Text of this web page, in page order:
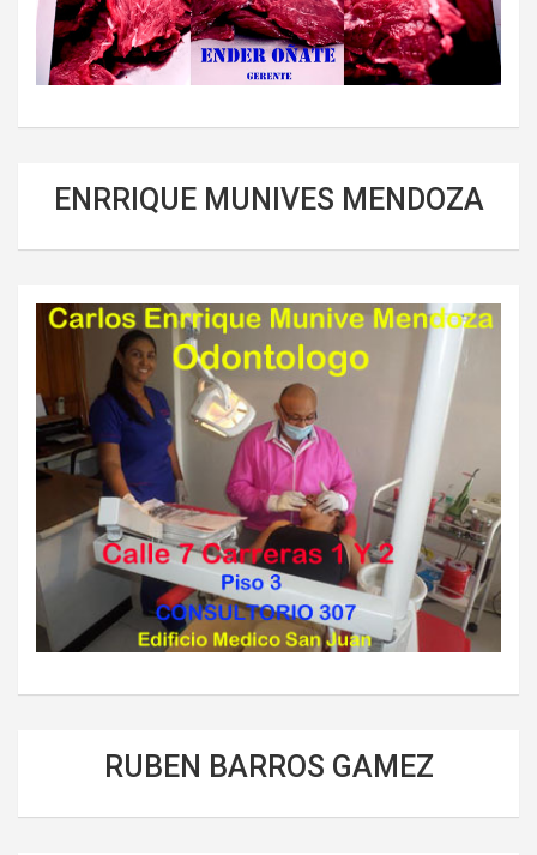
ENRRIQUE MUNIVES MENDOZA
RUBEN BARROS GAMEZ